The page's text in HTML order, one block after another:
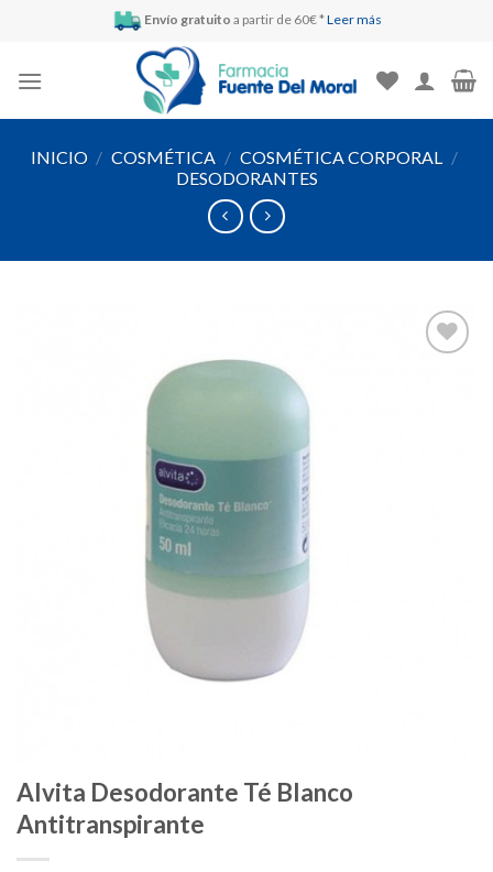
Envío gratuito a partir de 60€ * Leer más
INICIO / COSMÉTICA / COSMÉTICA CORPORAL /
DESODORANTES
Alvita Desodorante Té Blanco
Antitranspirante